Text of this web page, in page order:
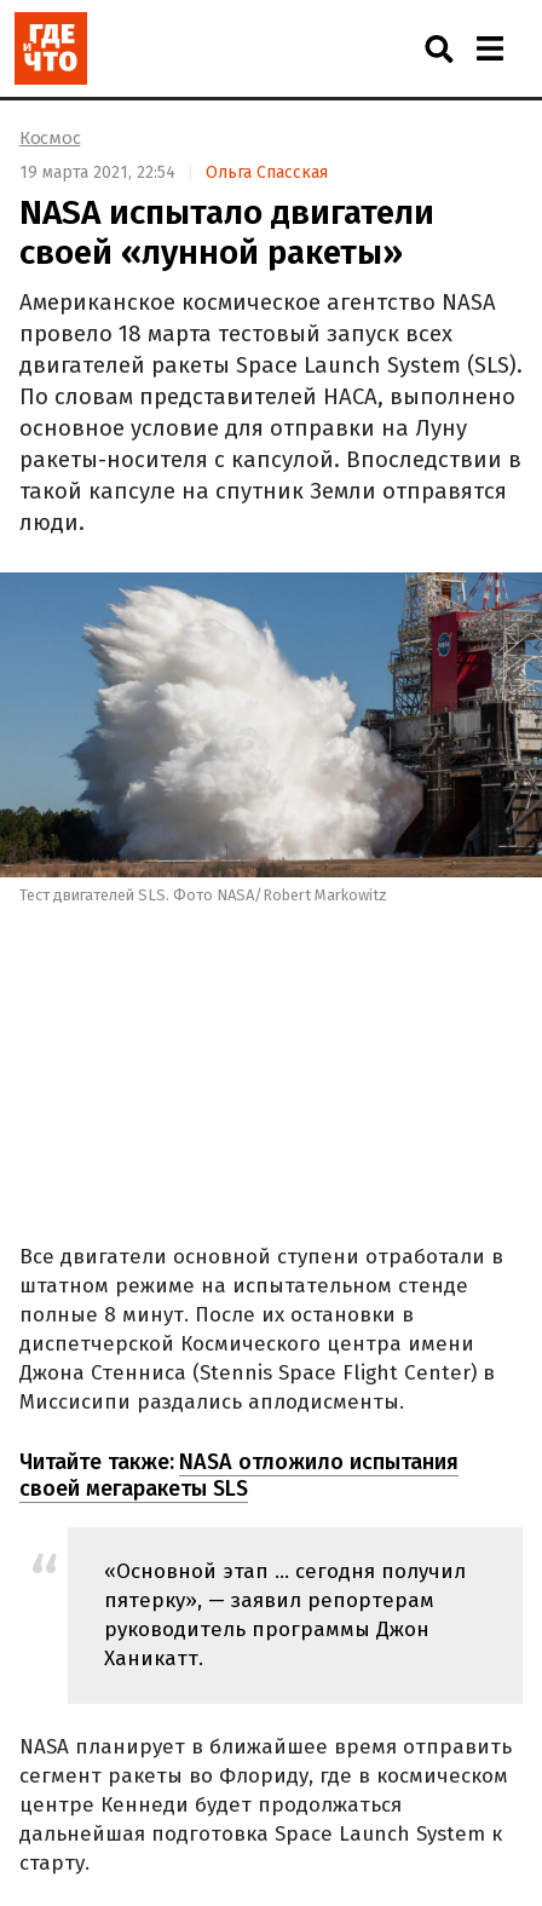
Космос
19 марта 2021, 22:54 Ольга Спасская
NASA испытало двигатели
своей «лунной ракеты»
Американское космическое агентство NASA
провело 18 марта тестовый запуск всех
двигателей ракеты Space Launch System (SLS).
По словам представителей НАСА, выполнено
основное условие для отправки на Луну
ракеты-носителя с капсулой. Впоследствии в
такой капсуле на спутник Земли отправятся
люди.
Тест двигателей SLS. Фото NASA/Robert Markowitz
Все двигатели основной ступени отработали в
штатном режиме на испытательном стенде
полные 8 минут. После их остановки в
диспетчерской Космического центра имени
Джона Стенниса (Stennis Space Flight Center) в
Миссисипи раздались аплодисменты.
Читайте также: NASA отложило испытания
своей мегаракеты SLS
«Основной этап ... сегодня получил
пятерку», — заявил репортерам
руководитель программы Джон
Ханикатт.
NASA планирует в ближайшее время отправить
сегмент ракеты во Флориду, где в космическом
центре Кеннеди будет продолжаться
дальнейшая подготовка Space Launch System к
старту.